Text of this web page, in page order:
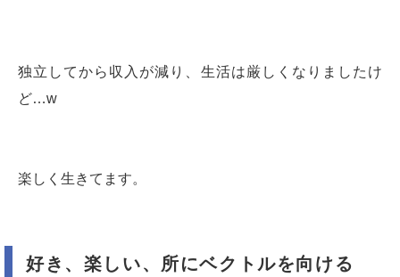
独立してから収入が減り、生活は厳しくなりましたけ
ど…w
楽しく生きてます。
好き、楽しい、所にベクトルを向ける